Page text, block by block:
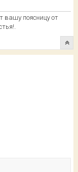
вашу поясницу от